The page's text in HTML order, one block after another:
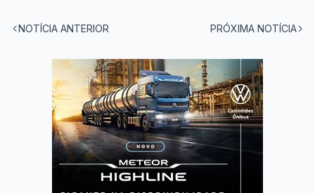
NOTÍCIA ANTERIOR PRÓXIMA NOTÍCIA